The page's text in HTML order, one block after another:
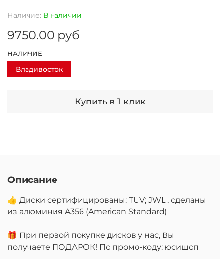
Наличие: В наличии
9750.00 руб
Купить в 1 клик
НАЛИЧИЕ
Владивосток
Описание
👍 Диски сертифицированы: TUV; JWL , сделаны
из алюминия A356 (American Standard)
🎁 При первой покупке дисков у нас, Вы
получаете ПОДАРОК! По промо-коду: юсишоп